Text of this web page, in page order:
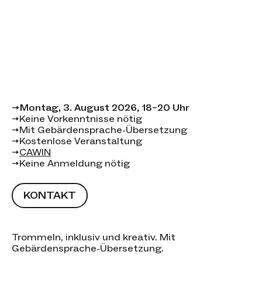
Event-Details
→Montag, 3. August 2026, 18–20 Uhr
→Keine Vorkenntnisse nötig
→Mit Gebärdensprache-Übersetzung
→Kostenlose Veranstaltung
→CAWIN
→Keine Anmeldung nötig
KONTAKT
Trommeln, inklusiv und kreativ. Mit
Gebärdensprache-Übersetzung.